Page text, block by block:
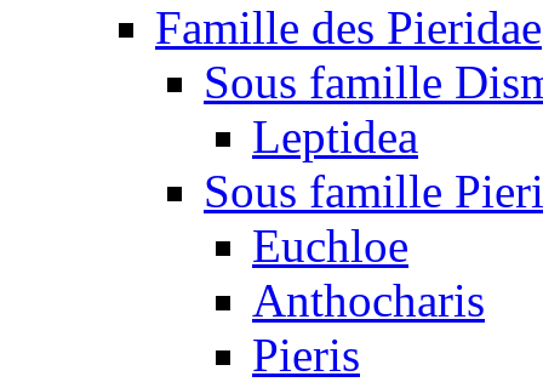
Famille des Pieridae
Sous famille
Leptidea
Sous famille
Euchloe
Anthocharis
Pieris